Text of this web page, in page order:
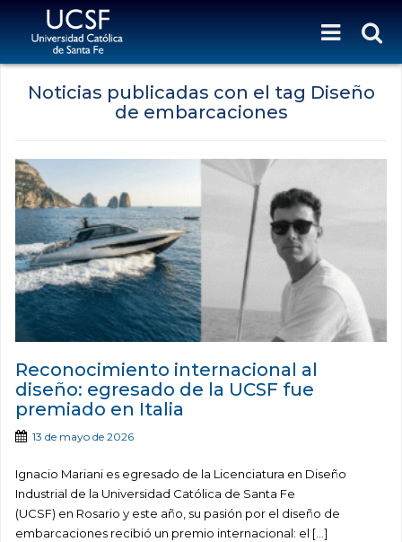
Noticias publicadas con el tag Diseño
de embarcaciones
Reconocimiento internacional al
diseño: egresado de la UCSF fue
premiado en Italia
13 de mayo de 2026
Ignacio Mariani es egresado de la Licenciatura en Diseño
Industrial de la Universidad Católica de Santa Fe
(UCSF) en Rosario y este año, su pasión por el diseño de
embarcaciones recibió un premio internacional: el […]